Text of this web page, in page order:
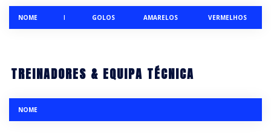
NOME I GOLOS AMARELOS VERMELHOS
TREINADORES & EQUIPA TÉCNICA
NOME